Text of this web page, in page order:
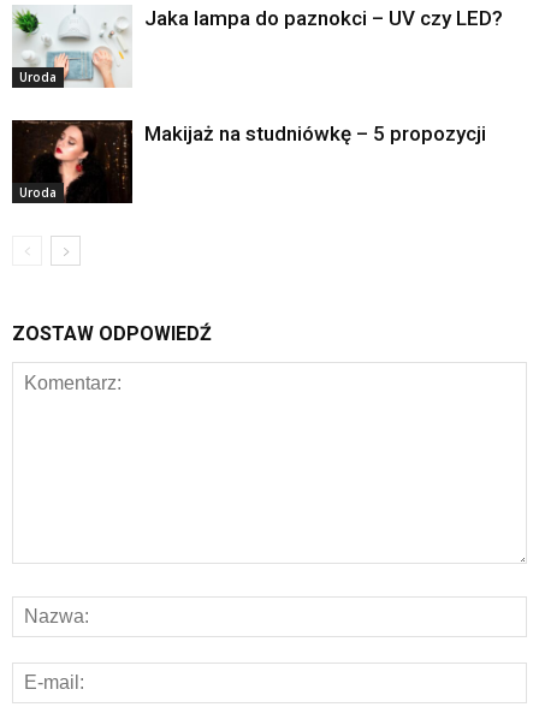
Uroda
Jaka lampa do paznokci – UV czy LED?
Uroda
Makijaż na studniówkę – 5 propozycji
ZOSTAW ODPOWIEDŹ